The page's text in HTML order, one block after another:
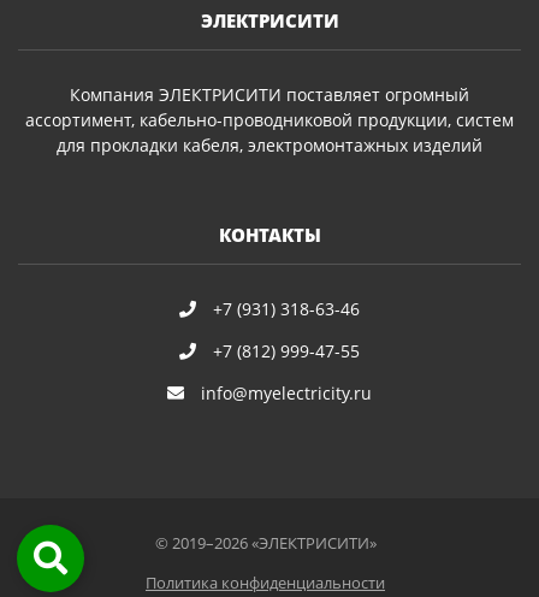
ЭЛЕКТРИСИТИ
Компания ЭЛЕКТРИСИТИ поставляет огромный
ассортимент, кабельно-проводниковой продукции, систем
для прокладки кабеля, электромонтажных изделий
КОНТАКТЫ
+7 (931) 318-63-46
+7 (812) 999-47-55
info@myelectricity.ru
© 2019–2026 «ЭЛЕКТРИСИТИ»
Политика конфиденциальности